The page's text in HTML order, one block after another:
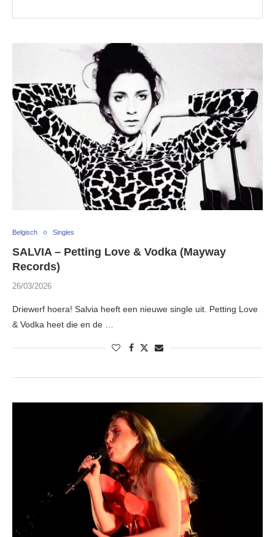
Belgisch Singles
SALVIA – Petting Love & Vodka (Mayway
Records)
26/03/2026
Driewerf hoera! Salvia heeft een nieuwe single uit. Petting Love
& Vodka heet die en de …